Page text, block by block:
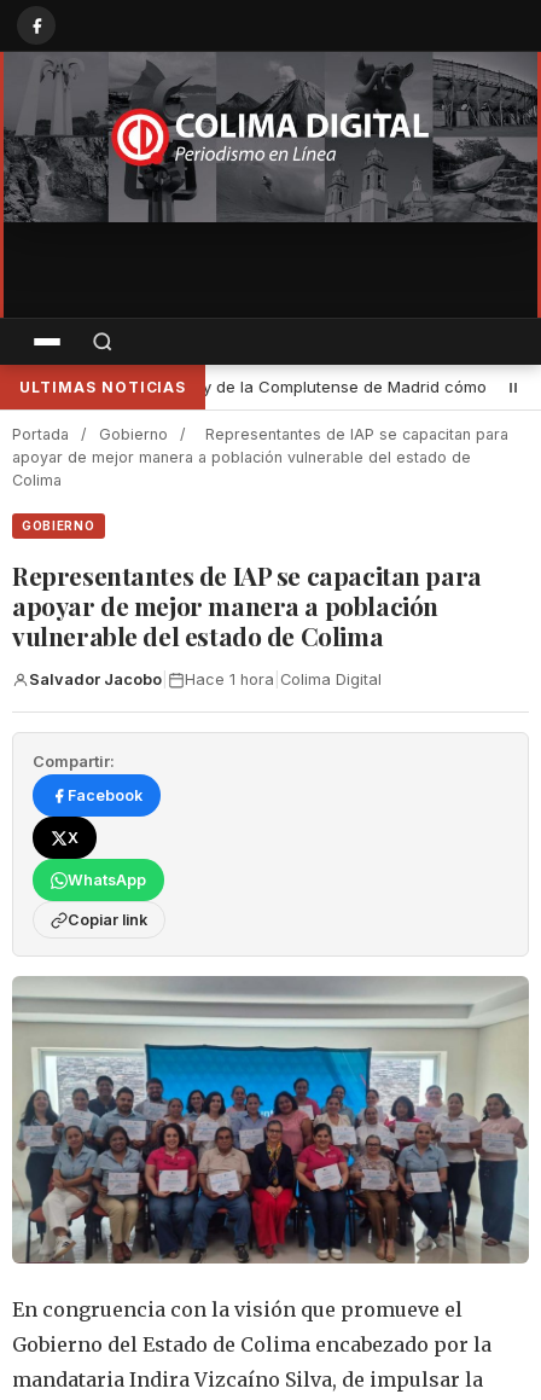
ULTIMAS NOTICIAS
las leyes definen y limitan el patrimonio cultural de Colima •
Portada / Gobierno /
Representantes de IAP se capacitan para
apoyar de mejor manera a población vulnerable del estado de
Colima
GOBIERNO
Representantes de IAP se capacitan para
apoyar de mejor manera a población
vulnerable del estado de Colima
Salvador Jacobo Hace 1 hora Colima Digital
Compartir:
Facebook
X
WhatsApp
Copiar link
En congruencia con la visión que promueve el
Gobierno del Estado de Colima encabezado por la
mandataria Indira Vizcaíno Silva, de impulsar la